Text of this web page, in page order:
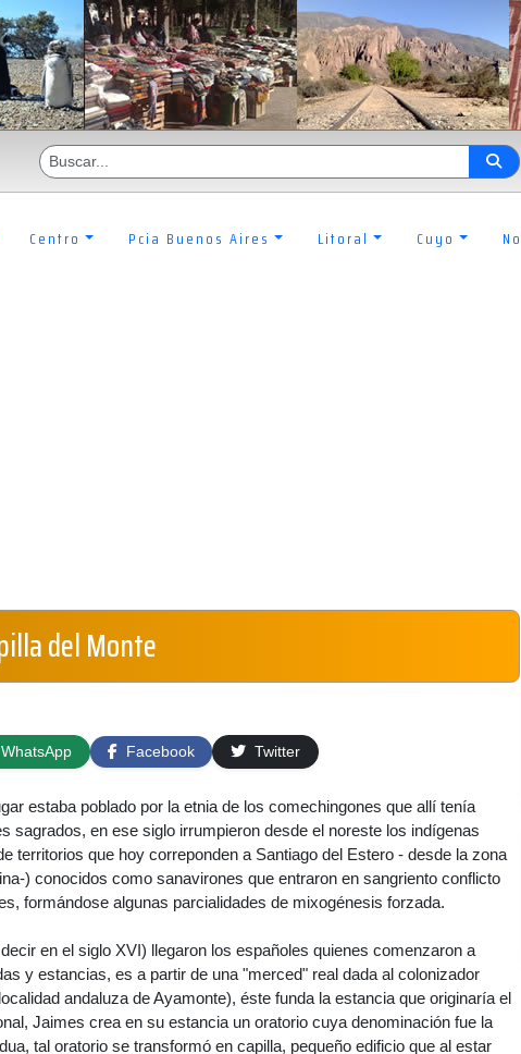
Centro Pcia Buenos Aires Litoral Cuyo
del Monte
WhatsApp Facebook Twitter
estaba poblado por la etnia de los comechingones que allí tenía
sagrados, en ese siglo irrumpieron desde el noreste los indígenas
territorios que hoy correponden a Santiago del Estero - desde la zona
) conocidos como sanavirones que entraron en sangriento conflicto
formándose algunas parcialidades de mixogénesis forzada.
en el siglo XVI) llegaron los españoles quienes comenzaron a
y estancias, es a partir de una "merced" real dada al colonizador
andaluza de Ayamonte), éste funda la estancia que originaría el
Jaimes crea en su estancia un oratorio cuya denominación fue la
tal oratorio se transformó en capilla, pequeño edificio que al estar